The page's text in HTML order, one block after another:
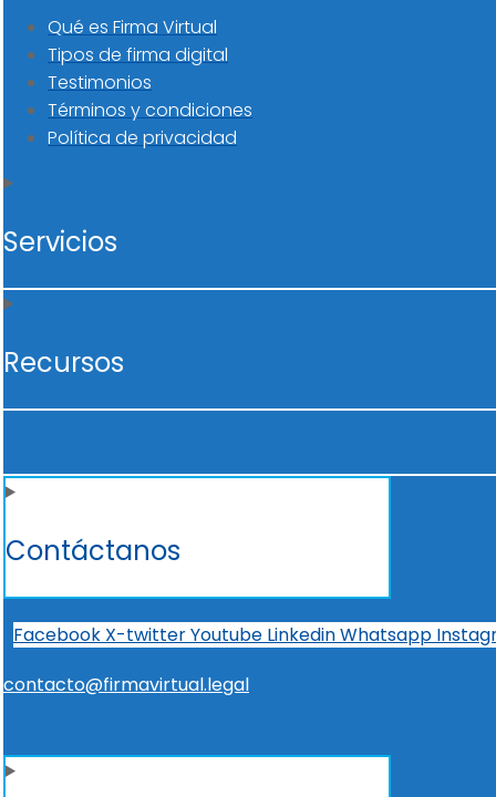
Qué es Firma Virtual
Tipos de firma digital
Testimonios
Términos y condiciones
Política de privacidad
Servicios
Recursos
Contáctanos
Facebook X-twitterYoutube LinkedinWhatsapp
contacto@firmavirtual.legal